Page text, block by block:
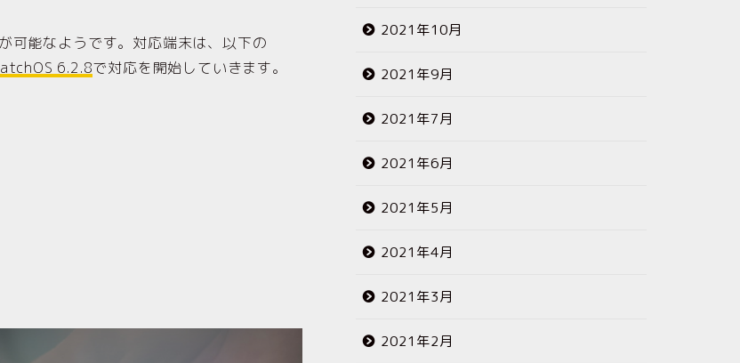
可能なようです。対応端末は、以下の
6.2.8で対応を開始していきます。
2021年10月
2021年9月
2021年7月
2021年6月
2021年5月
2021年4月
2021年3月
2021年2月